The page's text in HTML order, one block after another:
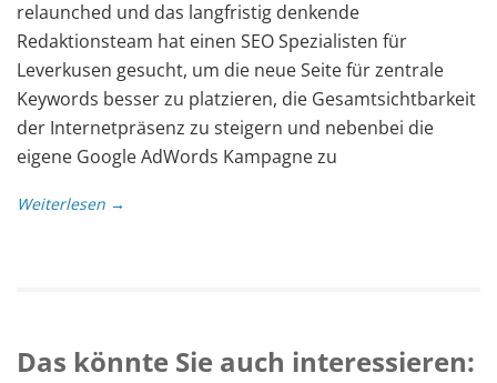
relaunched und das langfristig denkende
Redaktionsteam hat einen SEO Spezialisten für
Leverkusen gesucht, um die neue Seite für zentrale
Keywords besser zu platzieren, die Gesamtsichtbarkeit
der Internetpräsenz zu steigern und nebenbei die
eigene Google AdWords Kampagne zu
Weiterlesen →
Das könnte Sie auch interessieren: